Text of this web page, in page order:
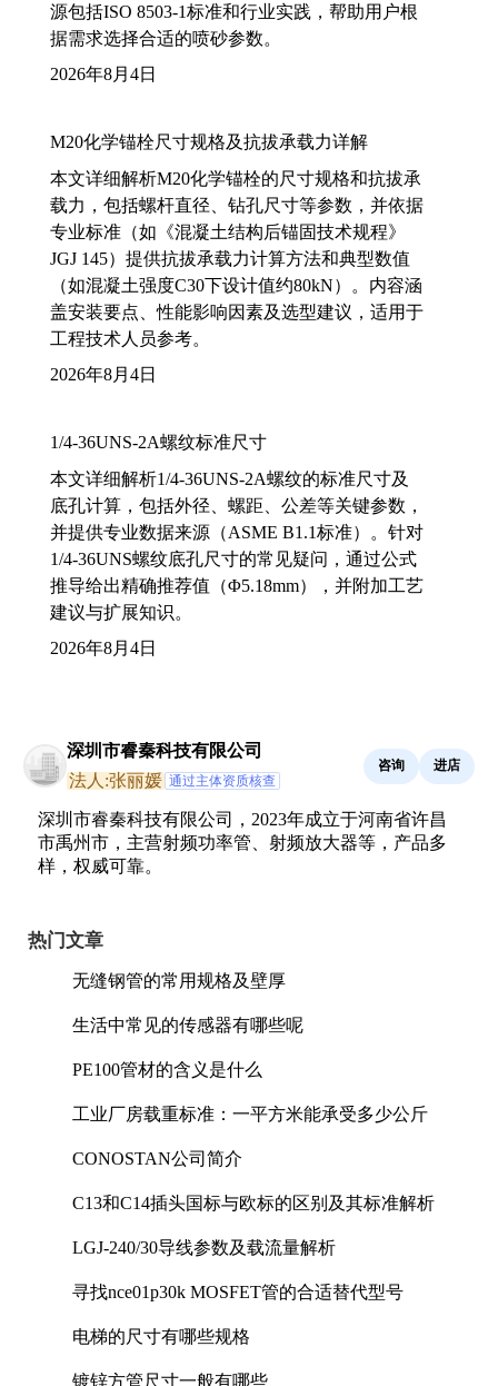
源包括ISO 8503-1标准和行业实践，帮助用户根
据需求选择合适的喷砂参数。
2026年8月4日
M20化学锚栓尺寸规格及抗拔承载力详解
本文详细解析M20化学锚栓的尺寸规格和抗拔承
载力，包括螺杆直径、钻孔尺寸等参数，并依据
专业标准（如《混凝土结构后锚固技术规程》
JGJ 145）提供抗拔承载力计算方法和典型数值
（如混凝土强度C30下设计值约80kN）。内容涵
盖安装要点、性能影响因素及选型建议，适用于
工程技术人员参考。
2026年8月4日
1/4-36UNS-2A螺纹标准尺寸
本文详细解析1/4-36UNS-2A螺纹的标准尺寸及
底孔计算，包括外径、螺距、公差等关键参数，
并提供专业数据来源（ASME B1.1标准）。针对
1/4-36UNS螺纹底孔尺寸的常见疑问，通过公式
推导给出精确推荐值（Φ5.18mm），并附加工艺
建议与扩展知识。
2026年8月4日
深圳市睿秦科技有限公司
法人:张丽媛 通过主体资质核查
咨询 进店
深圳市睿秦科技有限公司，2023年成立于河南省许昌
市禹州市，主营射频功率管、射频放大器等，产品多
样，权威可靠。
热门文章
无缝钢管的常用规格及壁厚
生活中常见的传感器有哪些呢
PE100管材的含义是什么
工业厂房载重标准：一平方米能承受多少公斤
CONOSTAN公司简介
C13和C14插头国标与欧标的区别及其标准解析
LGJ-240/30导线参数及载流量解析
寻找nce01p30k MOSFET管的合适替代型号
电梯的尺寸有哪些规格
镀锌方管尺寸一般有哪些